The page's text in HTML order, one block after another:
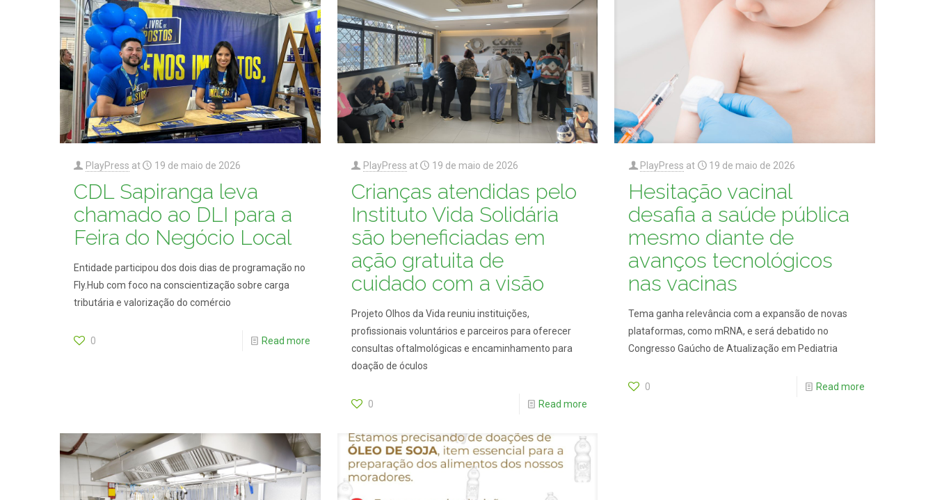
PlayPress at 19 de maio de 2026
CDL Sapiranga leva
chamado ao DLI para a
Feira do Negócio Local
Entidade participou dos dois dias de programação no
Fly.Hub com foco na conscientização sobre carga
tributária e valorização do comércio
0 Read more
PlayPress at 19 de maio de 2026
Crianças atendidas pelo
Instituto Vida Solidária
são beneficiadas em
ação gratuita de
cuidado com a visão
Projeto Olhos da Vida reuniu instituições,
profissionais voluntários e parceiros para oferecer
consultas oftalmológicas e encaminhamento para
doação de óculos
0 Read more
PlayPress at 19 de maio de 2026
Hesitação vacinal
desafia a saúde pública
mesmo diante de
avanços tecnológicos
nas vacinas
Tema ganha relevância com a expansão de novas
plataformas, como mRNA, e será debatido no
Congresso Gaúcho de Atualização em Pediatria
0 Read more